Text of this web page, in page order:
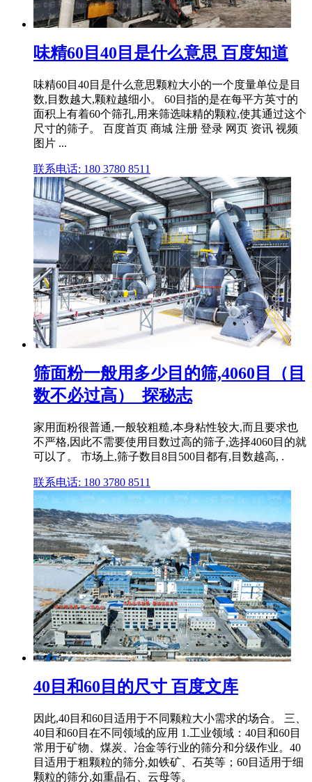
味精60目40目是什么意思 百度知道
味精60目40目是什么意思颗粒大小的一个度量单位是目
数,目数越大,颗粒越细小。 60目指的是在每平方英寸的
面积上有着60个筛孔,用来筛选味精的颗粒,使其通过这个
尺寸的筛子。 百度首页 商城 注册 登录 网页 资讯 视频
图片 ...
联系电话: 180 3780 8511
筛面粉一般用多少目的筛,4060目（目
数不必过高）_探秘志
家用面粉很普通,一般较粗糙,本身粘性较大,而且要求也
不严格,因此不需要使用目数过高的筛子,选择4060目的就
可以了。 市场上,筛子数目8目500目都有,目数越高, .
联系电话: 180 3780 8511
40目和60目的尺寸 百度文库
因此,40目和60目适用于不同颗粒大小需求的场合。 三、
40目和60目在不同领域的应用 1.工业领域：40目和60目
常用于矿物、煤炭、冶金等行业的筛分和分级作业。40
目适用于粗颗粒的筛分,如铁矿、石英等；60目适用于细
颗粒的筛分,如重晶石、云母等。